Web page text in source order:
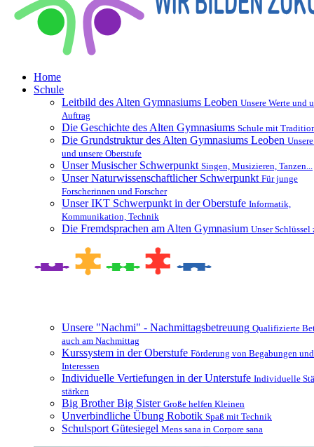
Home
Schule
Leitbild des Alten Gymnasiums Leoben Unsere Werte und
Auftrag
Die Geschichte des Alten Gymnasiums Schule mit
Die Grundstruktur des Alten Gymnasiums Leoben
und unsere Oberstufe
Unser Musischer Schwerpunkt Singen, Musizieren, Tanzen...
Unser Naturwissenschaftlicher Schwerpunkt Für junge
Forscherinnen und Forscher
Unser IKT Schwerpunkt in der Oberstufe Informatik,
Kommunikation, Technik
Die Fremdsprachen am Alten Gymnasium Unser Schlüssel
Unsere "Nachmi" - Nachmittagsbetreuung Qualifizierte
auch am Nachmittag
Kurssystem in der Oberstufe Förderung von Begabungen und
Interessen
Individuelle Vertiefungen in der Unterstufe Individuelle
stärken
Big Brother Big Sister Große helfen Kleinen
Unverbindliche Übung Robotik Spaß mit Technik
Schulsport Gütesiegel Mens sana in Corpore sana